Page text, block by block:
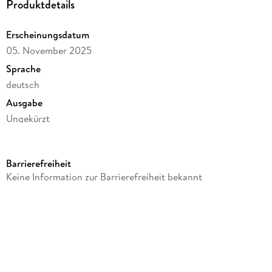
Produktdetails
Erscheinungsdatum
05. November 2025
Sprache
deutsch
Ausgabe
Ungekürzt
Laufzeit
Barrierefreiheit
Keine Information zur Barrierefreiheit bekannt